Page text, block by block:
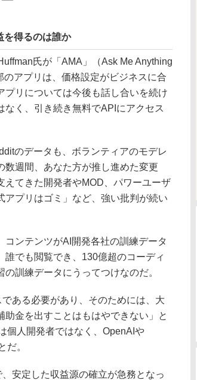
を得るのは誰か
氏が「AMA」（Ask Me Anything
アプリは、価格設定がビジネスに合
リについては今後も話し合いを続け
く、引き続き無料でAPIにアクセス
のデータも、ボランティアのモデレ
数週間、あなた方が推し進めた変更
てきた開発者やMOD、パワーユーザ
プリはゴミ」など、強い批判が続い
ンテンツがAI開発各社の訓練データ
でも閲覧でき、130億超のコーディ
訓練データにうってつけなのだ。
ある必要があり、そのためには、大
金を出すことはもはやできない」と
個人開発者ではなく、OpenAIや
だ。
安定した収益源の確立が急務となっ